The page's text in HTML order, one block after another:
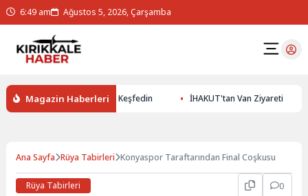
6:49 am Ağustos 5, 2026, Çarşamba
Magazin Haberleri
ile Yer Altının Gizemlerini Keşfedin İHAKUT'tan Van Ziyareti
Ana Sayfa Rüya Tabirleri Konyaspor Taraftarından Final Coşkusu
Rüya Tabirleri 0